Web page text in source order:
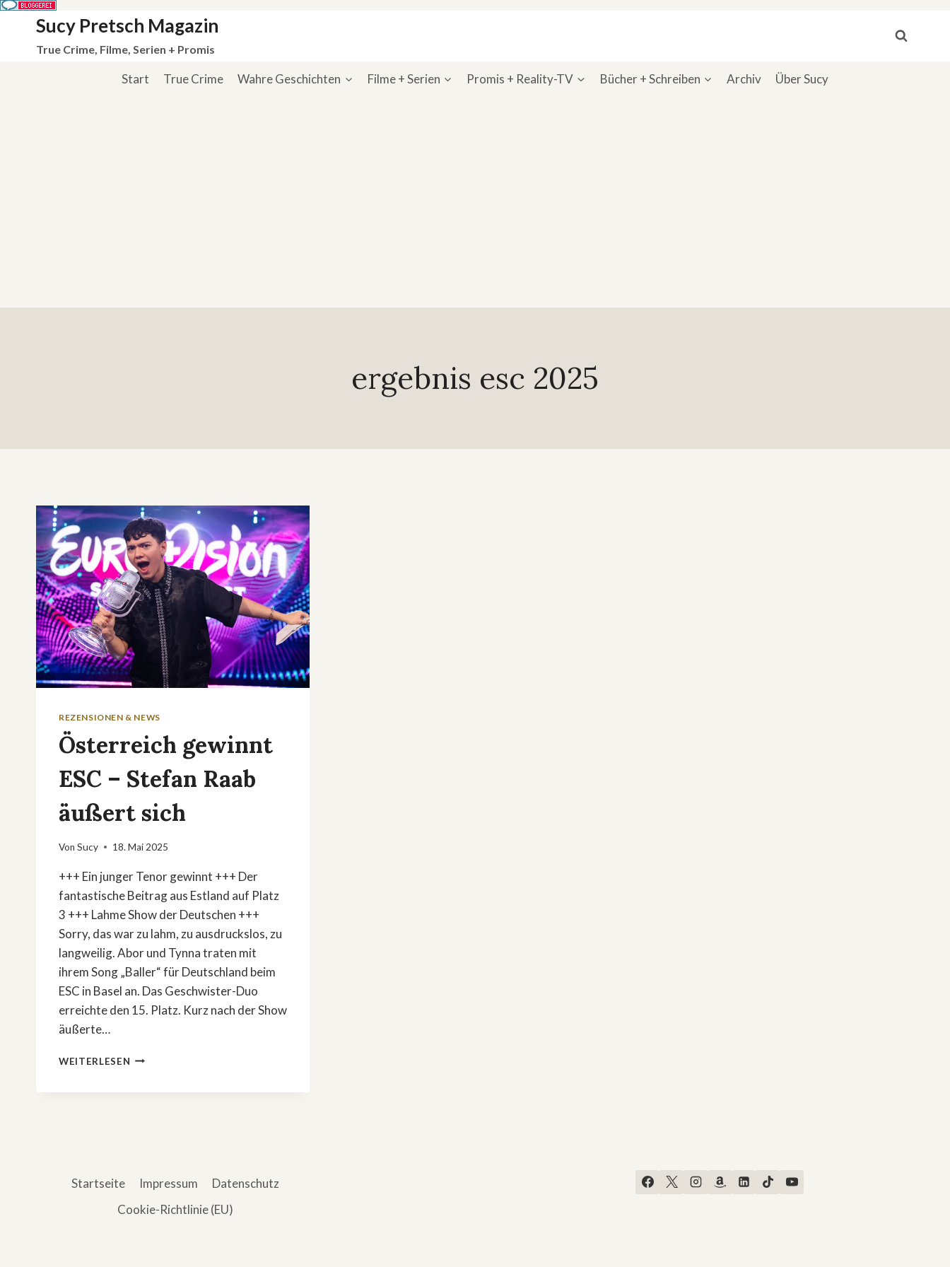
springen
Sucy Pretsch Magazin
True Crime, Filme, Serien + Promis
Start True Crime Wahre Geschichten Filme + Serien Promis + Reality-TV Bücher + Schreiben Archiv Über Sucy
ergebnis esc 2025
REZENSIONEN & NEWS
Österreich gewinnt
ESC – Stefan Raab
äußert sich
Von Sucy 18. Mai 2025
+++ Ein junger Tenor gewinnt +++ Der
fantastische Beitrag aus Estland auf Platz
3 +++ Lahme Show der Deutschen +++
Sorry, das war zu lahm, zu ausdruckslos, zu
langweilig. Abor und Tynna traten mit
ihrem Song „Baller“ für Deutschland beim
ESC in Basel an. Das Geschwister-Duo
erreichte den 15. Platz. Kurz nach der Show
äußerte…
WEITERLESEN ÖSTERREICH
Startseite Impressum
Datenschutz
Cookie-Richtlinie (EU)